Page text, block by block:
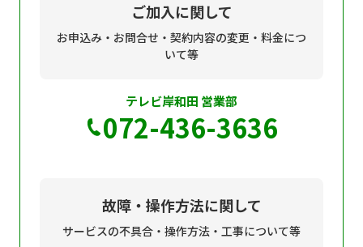
ご加入に関して
お申込み・お問合せ・契約内容の変更・料金につ
いて等
テレビ岸和田 営業部
072-436-3636
故障・操作方法に関して
サービスの不具合・操作方法・工事について等